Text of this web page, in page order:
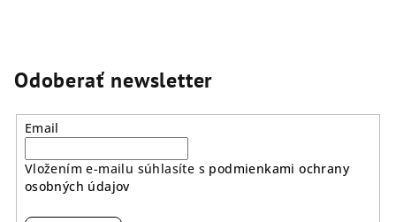
Odoberať newsletter
Email
Vložením e-mailu súhlasíte s podmienkami ochrany
osobných údajov